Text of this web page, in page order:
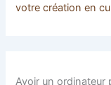
votre création en
Avoir un ordinateur